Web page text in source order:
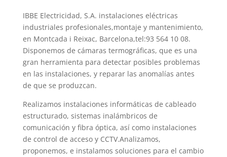
IBBE Electricidad, S.A. instalaciones eléctricas
industriales profesionales,montaje y mantenimiento,
en Montcada i Reixac, Barcelona,tel:93 564 10 08.
Disponemos de cámaras termográficas, que es una
gran herramienta para detectar posibles problemas
en las instalaciones, y reparar las anomalías antes
de que se produzcan.
Realizamos instalaciones informáticas de cableado
estructurado, sistemas inalámbricos de
comunicación y fibra óptica, así como instalaciones
de control de acceso y CCTV.Analizamos,
proponemos, e instalamos soluciones para el cambio